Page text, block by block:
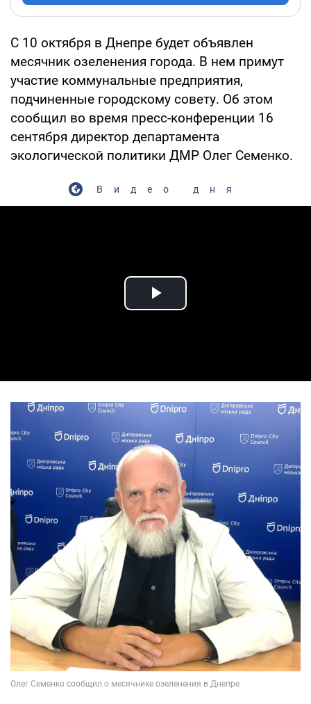
С 10 октября в Днепре будет объявлен
месячник озеленения города. В нем примут
участие коммунальные предприятия,
подчиненные городскому совету. Об этом
сообщил во время пресс-конференции 16
сентября директор департамента
экологической политики ДМР Олег Семенко.
Видео дня
Play Video